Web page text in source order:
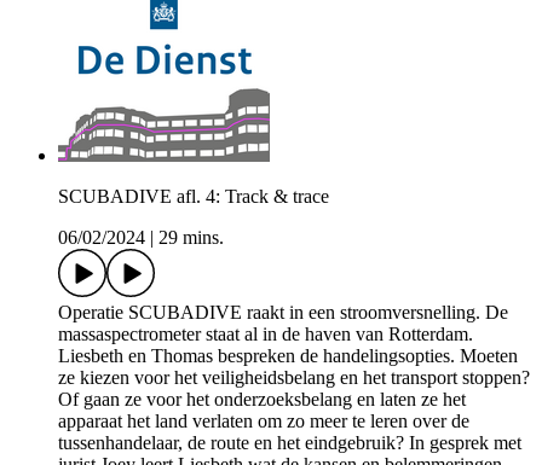
SCUBADIVE afl. 4: Track & trace
06/02/2024
29 mins.
Operatie SCUBADIVE raakt in een stroomversnelling. De
massaspectrometer staat al in de haven van Rotterdam.
Liesbeth en Thomas bespreken de handelingsopties. Moeten
ze kiezen voor het veiligheidsbelang en het transport stoppen?
Of gaan ze voor het onderzoeksbelang en laten ze het
apparaat het land verlaten om zo meer te leren over de
tussenhandelaar, de route en het eindgebruik? In gesprek met